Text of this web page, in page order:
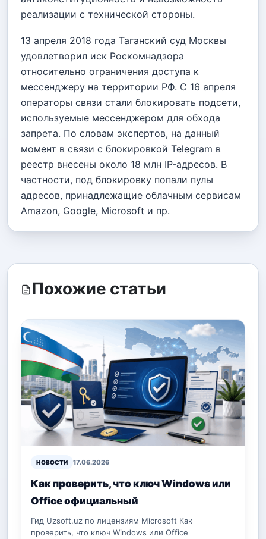
реализации с технической стороны.
13 апреля 2018 года Таганский суд Москвы
удовлетворил иск Роскомнадзора
относительно ограничения доступа к
мессенджеру на территории РФ. С 16 апреля
операторы связи стали блокировать подсети,
используемые мессенджером для обхода
запрета. По словам экспертов, на данный
момент в связи с блокировкой Telegram в
реестр внесены около 18 млн IP-адресов. В
частности, под блокировку попали пулы
адресов, принадлежащие облачным сервисам
Amazon, Google, Microsoft и пр.
Похожие статьи
НОВОСТИ 17.06.2026
Как проверить, что ключ Windows или
Office официальный
Гид Uzsoft.uz по лицензиям Microsoft Как
проверить, что ключ Windows или Office